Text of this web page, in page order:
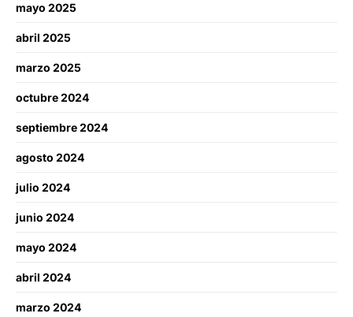
mayo 2025
abril 2025
marzo 2025
octubre 2024
septiembre 2024
agosto 2024
julio 2024
junio 2024
mayo 2024
abril 2024
marzo 2024